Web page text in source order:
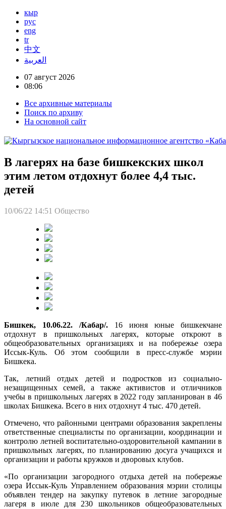
кыр
рус
eng
tr
中文
العربية
07 август 2026
08:06
Все архивные материалы
Поиск по архиву
На основной сайт
В лагерях на базе бишкекских школ
этим летом отдохнут более 4,4 тыс.
детей
10/06/22 14:51 Общество
Бишкек, 10.06.22. /Кабар/. 16 июня юные бишкекчане
отдохнут в пришкольных лагерях, которые откроют в
общеобразовательных организациях и на побережье озера
Иссык-Куль. Об этом сообщили в пресс-службе мэрии
Бишкека.
Так, летний отдых детей и подростков из социально-
незащищенных семей, а также активистов и отличников
учебы в пришкольных лагерях в 2022 году запланирован в 46
школах Бишкека. Всего в них отдохнут 4 тыс. 470 детей.
Отмечено, что районными центрами образования закреплены
ответственные специалисты по организации, координации и
контролю летней воспитательно-оздоровительной кампании в
пришкольных лагерях, по планированию досуга учащихся и
организации и работы кружков и дворовых клубов.
«По организации загородного отдыха детей на побережье
озера Иссык-Куль Управлением образования мэрии столицы
объявлен тендер на закупку путевок в летние загородные
лагеря в июле для 230 школьников общеобразовательных